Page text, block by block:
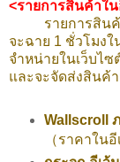
<รายการสินค้าใน
รายการสินค้า
จะฉาย 1 ชั่วโมง
จำหน่ายในเว็บไซ
และจะจัดส่งสินค้
Wallscroll
（ราคาในอี